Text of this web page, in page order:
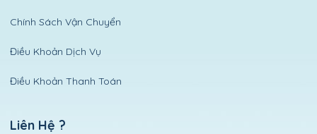
Chính Sách Vận Chuyển
Điều Khoản Dịch Vụ
Điều Khoản Thanh Toán
Liên Hệ ?